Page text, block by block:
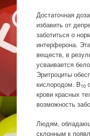
Достаточная
избавить от
заботиться о
интерферона.
веществ, в
усваивается
Эритроциты
кислородом. B10
крови красных
возможность
Людям,
склонным к